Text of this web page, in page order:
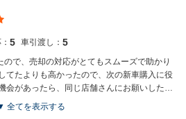
5 車引渡し： 5
で、売却の対応がとてもスムーズで助かり
てたよりも高かったので、次の新車購入に役
会があったら、同じ店舗さんにお願いしたい
全てを表示する